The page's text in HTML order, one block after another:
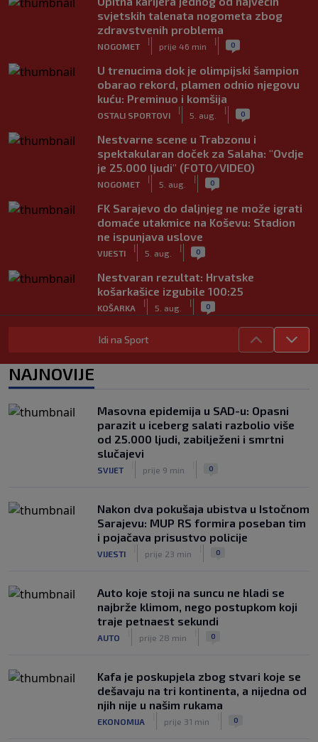
svjetskih talenata nogometa zbog
zdravstvenih problema
NOGOMET
|
prije 46 min
| 0
U trenucima dok je olimpijski šampion
obarao rekord, plamen odnio njegovu
kuću: Preminuo i komšija
OSTALI SPORTOVI
|
5. aug.
| 0
Nestvarne scene u Trabzonu i
spektakularan doček za Salaha: "Ovdje
je 25.000 ljudi" (FOTO/VIDEO)
NOGOMET
|
5. aug.
| 0
FK Sarajevo do daljnjeg ne može igrati
domaće utakmice na Koševu: Stadion
ne ispunjava uslove
VIJESTI
|
5. aug.
| 0
Nestvaran rezultat: Hrvatske
košarkašice izgubile 100:25
KOŠARKA
|
5. aug.
| 0
Poljski fudbal zavijen u crno: Preminuo
legendarni golman u 44. godini života
NOGOMET 5. aug.
s navijačima (VIDEO)
NOGOMET
|
5. aug.
| 0
Idi na Sport
NAJNOVIJE
Masovna epidemija u SAD-u: Opasni
parazit u iceberg salati razbolio više
od 25.000 ljudi, zabilježeni i smrtni
slučajevi
SVIJET prije 9 min 0
Nakon dva pokušaja ubistva u Istočnom
Sarajevu: MUP RS formira poseban tim
i pojačava prisustvo policije
VIJESTI prije 23 min 0
Auto koje stoji na suncu ne hladi se
najbrže klimom, nego postupkom koji
traje petnaest sekundi
AUTO prije 28 min 0
Kafa je poskupjela zbog stvari koje se
dešavaju na tri kontinenta, a nijedna od
njih nije u našim rukama
EKONOMIJA prije 31 min 0